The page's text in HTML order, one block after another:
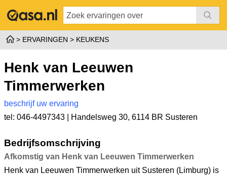
ERVARINGEN KEUKENS
Henk van Leeuwen
Timmerwerken
beschrijf uw ervaring
tel: 046-4497343 |
Handelsweg 30, 6114 BR Susteren
Bedrijfsomschrijving
Afkomstig van Henk van Leeuwen Timmerwerken
Henk van Leeuwen Timmerwerken uit Susteren (Limburg) is